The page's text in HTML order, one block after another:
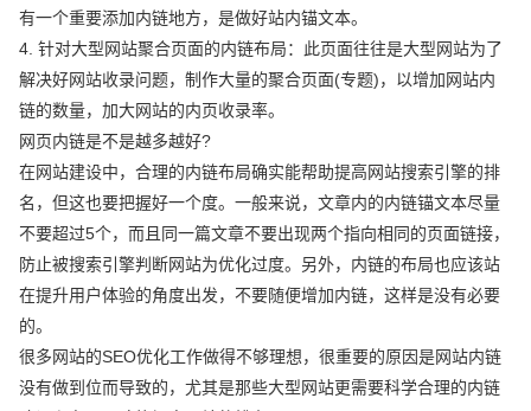
有一个重要添加内链地方，是做好站内锚文本。
4. 针对大型网站聚合页面的内链布局：此页面往往是大型网站为了
解决好网站收录问题，制作大量的聚合页面(专题)，以增加网站内
链的数量，加大网站的内页收录率。
网页内链是不是越多越好?
在网站建设中，合理的内链布局确实能帮助提高网站搜索引擎的排
名，但这也要把握好一个度。一般来说，文章内的内链锚文本尽量
不要超过5个，而且同一篇文章不要出现两个指向相同的页面链接，
防止被搜索引擎判断网站为优化过度。另外，内链的布局也应该站
在提升用户体验的角度出发，不要随便增加内链，这样是没有必要
的。
很多网站的SEO优化工作做得不够理想，很重要的原因是网站内链
没有做到位而导致的，尤其是那些大型网站更需要科学合理的内链